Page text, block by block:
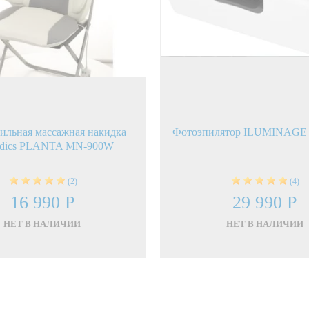
массажная накидка
PLANTA MN-900W
(2)
16 990 Р
НЕТ В НАЛИЧИИ
Фотоэпилятор ILUMINAGE
(4)
29 990 Р
НЕТ В НАЛИЧИИ